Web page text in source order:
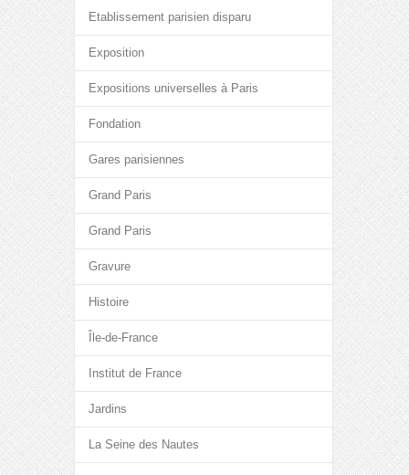
Etablissement parisien disparu
Exposition
Expositions universelles à Paris
Fondation
Gares parisiennes
Grand Paris
Grand Paris
Gravure
Histoire
Île-de-France
Institut de France
Jardins
La Seine des Nautes